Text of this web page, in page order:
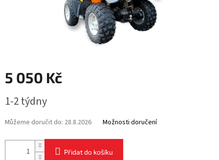
5 050 Kč
cena:
1-2 týdny
Můžeme doručit do: 28.8.2026 Možnosti doručení
Přidat do košíku